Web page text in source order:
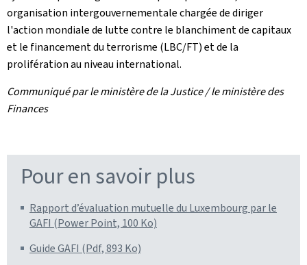
organisation intergouvernementale chargée de diriger
l'action mondiale de lutte contre le blanchiment de capitaux
et le financement du terrorisme (LBC/FT) et de la
prolifération au niveau international.
Communiqué par le ministère de la Justice / le ministère des
Finances
Pour en savoir plus
Rapport d’évaluation mutuelle du Luxembourg par le
GAFI (Power Point, 100 Ko)
Guide GAFI (Pdf, 893 Ko)